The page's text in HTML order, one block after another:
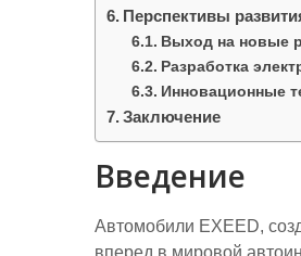
Перспективы
Выход на новые
Разработка
Инновационные
Заключение
Введение
Автомобили EXEED,
вперед в мировой